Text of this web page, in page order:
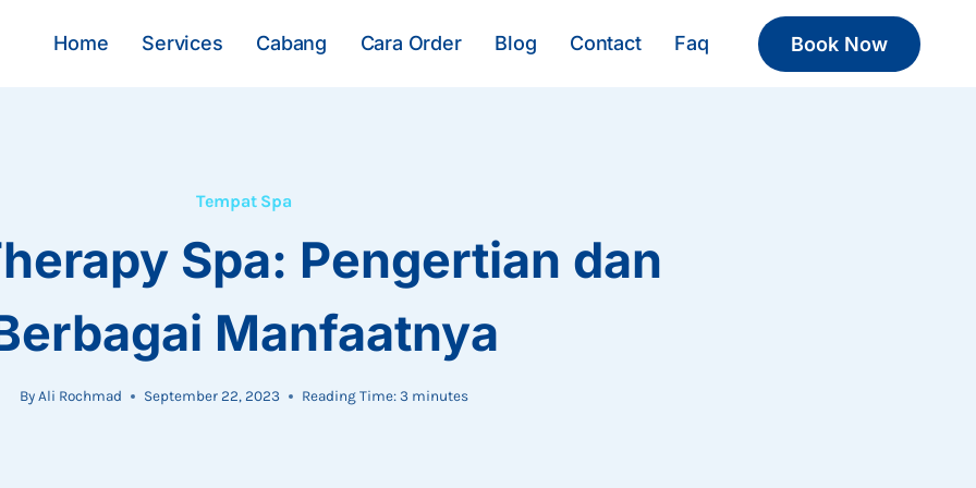
Home Services Cabang Cara Order Blog Contact Faq Book Now
Tempat Spa
Spa: Pengertian dan
Manfaatnya
By Ali Rochmad September 22, 2023 Reading Time: 3 minutes